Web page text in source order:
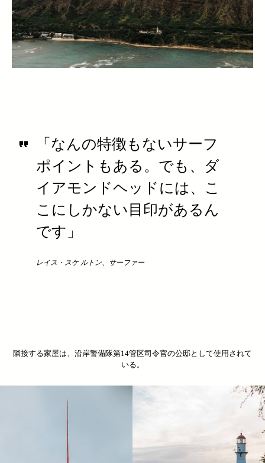
「なんの特徴もないサーフ
ポイントもある。でも、ダ
イアモンドヘッドには、こ
こにしかない目印があるん
です」
レイス・スケ ルトン、サーファー
隣接する家屋は、沿岸警備隊第14管区司令官の公邸として使用されて
いる。